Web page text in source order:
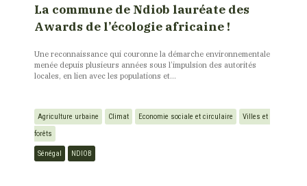
La commune de Ndiob lauréate des
Awards de l’écologie africaine !
Une reconnaissance qui couronne la démarche environnementale
menée depuis plusieurs années sous l’impulsion des autorités
locales, en lien avec les populations et...
Agriculture urbaine Climat Economie sociale et circulaire
Villes et
forêts
Sénégal NDIOB